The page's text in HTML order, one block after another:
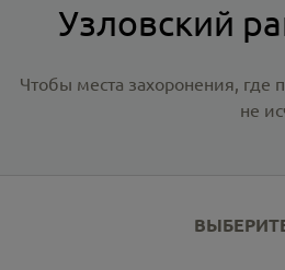
Узловский
Чтобы места захоронения,
не